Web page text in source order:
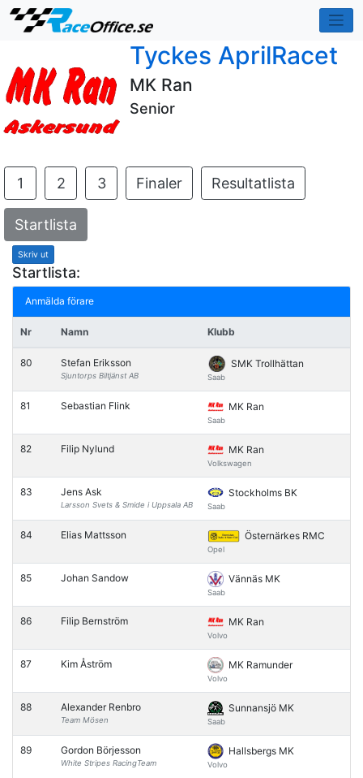
Tyckes AprilRacet
MK Ran
Senior
1 2 3 Finaler Resultatlista
Startlista
Skriv ut
Startlista:
Anmälda förare
Nr Namn Klubb
80 Stefan Eriksson
Sjuntorps Biltjänst AB
SMK Trollhättan
Saab
81 Sebastian Flink MK Ran
Saab
82 Filip Nylund MK Ran
Volkswagen
83 Jens Ask
Larsson Svets & Smide i Uppsala AB
Stockholms BK
Saab
84 Elias Mattsson Östernärkes RMC
Opel
85 Johan Sandow Vännäs MK
Saab
86 Filip Bernström MK Ran
Volvo
87 Kim Åström MK Ramunder
Volvo
88 Alexander Renbro
Team Mösen
Sunnansjö MK
Saab
89 Gordon Börjesson
White Stripes RacingTeam
Hallsbergs MK
Volvo